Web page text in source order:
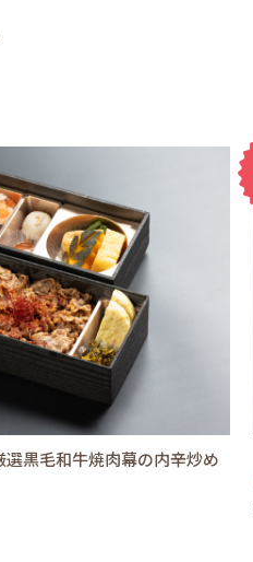
選黒毛和牛焼肉幕の内辛炒め